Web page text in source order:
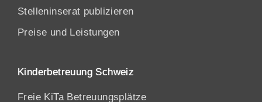
Stelleninserat publizieren
Preise und Leistungen
Kinderbetreuung Schweiz
Freie KiTa Betreuungsplätze